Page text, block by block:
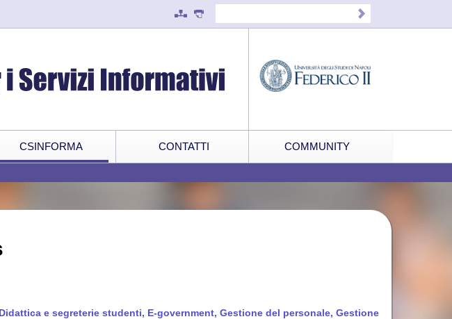
CSINFORMA CONTATTI COMMUNITY
e segreterie studenti, E-government, Gestione del personale, Gestione